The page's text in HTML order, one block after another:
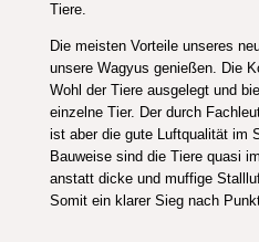
Tiere.
Die meisten Vorteile unseres
unsere Wagyus genießen. Die
Wohl der Tiere ausgelegt und
einzelne Tier. Der durch
ist aber die gute Luftqualität im
Bauweise sind die Tiere quasi
anstatt dicke und muffige
Somit ein klarer Sieg nach